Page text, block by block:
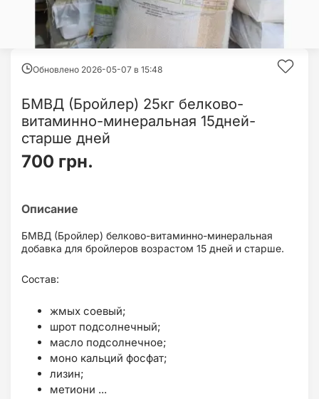
Обновлено 2026-05-07 в 15:48
БМВД (Бройлер) 25кг белково-
витаминно-минеральная 15дней-
старше дней
700 грн.
БМВД (Бройлер) белково-витаминно-минеральная
добавка для бройлеров возрастом 15 дней и старше.
Состав:
жмых соевый;
шрот подсолнечный;
масло подсолнечное;
моно кальций фосфат;
лизин;
метиони ...